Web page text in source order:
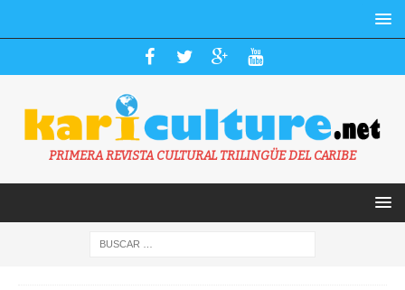
PRIMERA REVISTA CULTURAL TRILINGÜE DEL CARIBE